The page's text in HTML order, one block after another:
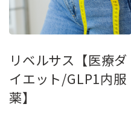
リベルサス【医療ダ
イエット/GLP1内服
薬】